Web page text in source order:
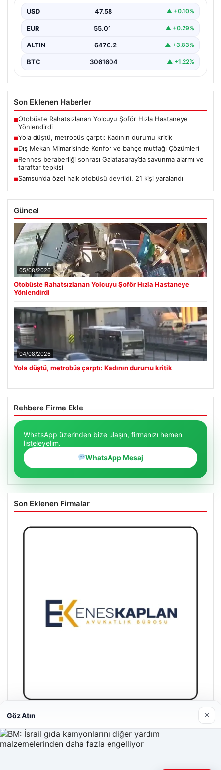
USD 47.58 ▲ +0.10%
EUR 55.01 ▲ +0.29%
ALTIN 6470.2 ▲ +3.83%
BTC 3061604 ▲ +1.22%
Son Eklenen Haberler
■Otobüste Rahatsızlanan Yolcuyu Şoför Hızla Hastaneye
Yönlendirdi
■Yola düştü, metrobüs çarptı: Kadının durumu kritik
■Dış Mekan Mimarisinde Konfor ve bahçe mutfağı Çözümleri
■Rennes beraberliği sonrası Galatasaray’da savunma alarmı ve
taraftar tepkisi
■Samsun’da özel halk otobüsü devrildi. 21 kişi yaralandı
Güncel
05/08/2026
Otobüste Rahatsızlanan Yolcuyu Şoför Hızla Hastaneye
Yönlendirdi
04/08/2026
Yola düştü, metrobüs çarptı: Kadının durumu kritik
Rehbere Firma Ekle
WhatsApp üzerinden bize ulaşın, firmanızı hemen
listeleyelim.
WhatsApp Mesaj
Son Eklenen Firmalar
Enes Kaplan Avukatlık Bürosu
28/04/2026
Göz Atın ×